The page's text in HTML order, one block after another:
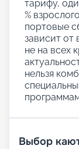
тарифу,
%
портовые
зависит от
не на всех
нельзя
Выбор